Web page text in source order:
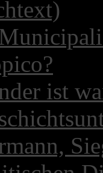
ist